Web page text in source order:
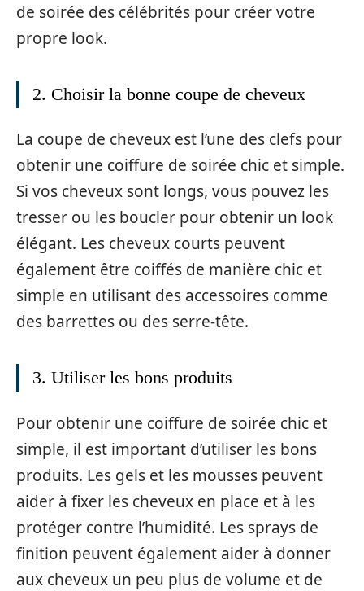
de soirée des célébrités pour créer votre
propre look.
2. Choisir la bonne coupe de cheveux
La coupe de cheveux est l’une des clefs pour
obtenir une coiffure de soirée chic et simple.
Si vos cheveux sont longs, vous pouvez les
tresser ou les boucler pour obtenir un look
élégant. Les cheveux courts peuvent
également être coiffés de manière chic et
simple en utilisant des accessoires comme
des barrettes ou des serre-tête.
3. Utiliser les bons produits
Pour obtenir une coiffure de soirée chic et
simple, il est important d’utiliser les bons
produits. Les gels et les mousses peuvent
aider à fixer les cheveux en place et à les
protéger contre l’humidité. Les sprays de
finition peuvent également aider à donner
aux cheveux un peu plus de volume et de